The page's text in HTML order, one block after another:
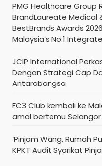
PMG Healthcare Group
BrandLaureate
BestBrands Awards
Malaysia’s No.1
JCIP International
Dengan Strategi Cap
Antarabangsa
FC3 Club kembali ke
amal bertemu Selangor
‘Pinjam Wang, Rumah
KPKT Audit Syarikat